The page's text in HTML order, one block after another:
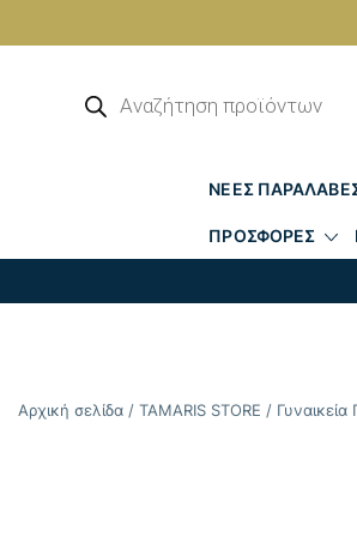
προϊόντων
ΝΕΕΣ
ΠΡΟΣΦΟΡΕΣ
Αρχική σελίδα / TAMARIS STORE /